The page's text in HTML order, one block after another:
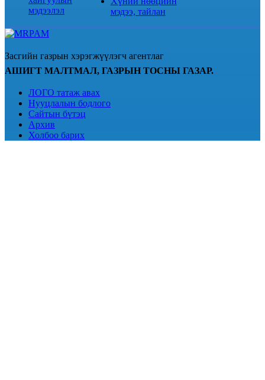
мэдээлэл
мэдээ, тайлан
Засгийн газрын хэрэгжүүлэгч агентлаг
АШИГТ МАЛТМАЛ, ГАЗРЫН ТОСНЫ ГАЗАР.
ЛОГО татаж авах
Нууцлалын бодлого
Сайтын бүтэц
Архив
Холбоо барих